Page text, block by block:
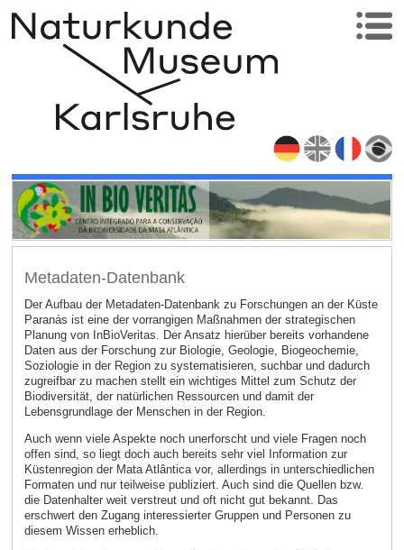
Metadaten-Datenbank
Der Aufbau der Metadaten-Datenbank zu Forschungen an der Küste
Paranás ist eine der vorrangigen Maßnahmen der strategischen
Planung von InBioVeritas. Der Ansatz hierüber bereits vorhandene
Daten aus der Forschung zur Biologie, Geologie, Biogeochemie,
Soziologie in der Region zu systematisieren, suchbar und dadurch
zugreifbar zu machen stellt ein wichtiges Mittel zum Schutz der
Biodiversität, der natürlichen Ressourcen und damit der
Lebensgrundlage der Menschen in der Region.
Auch wenn viele Aspekte noch unerforscht und viele Fragen noch
offen sind, so liegt doch auch bereits sehr viel Information zur
Küstenregion der Mata Atlântica vor, allerdings in unterschiedlichen
Formaten und nur teilweise publiziert. Auch sind die Quellen bzw.
die Datenhalter weit verstreut und oft nicht gut bekannt. Das
erschwert den Zugang interessierter Gruppen und Personen zu
diesem Wissen erheblich.